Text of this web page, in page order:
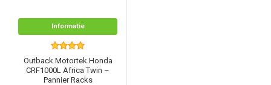
Informatie
Outback Motortek Honda
CRF1000L Africa Twin –
Pannier Racks